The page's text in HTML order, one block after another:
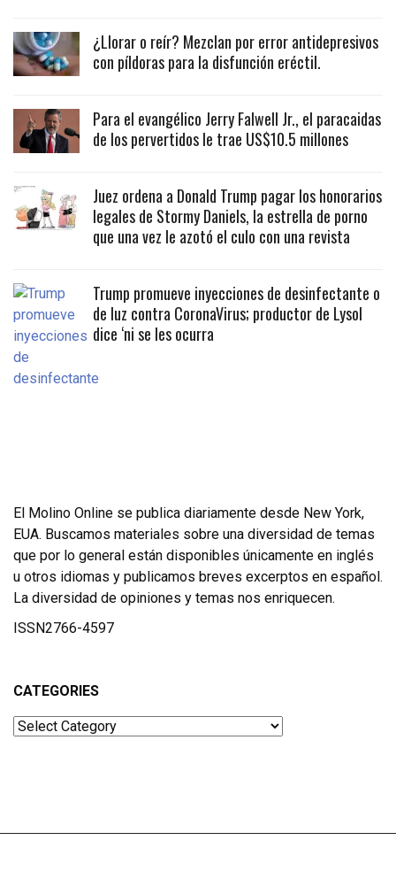
¿Llorar o reír? Mezclan por error antidepresivos
con píldoras para la disfunción eréctil.
Para el evangélico Jerry Falwell Jr., el paracaidas
de los pervertidos le trae US$10.5 millones
Juez ordena a Donald Trump pagar los honorarios
legales de Stormy Daniels, la estrella de porno
que una vez le azotó el culo con una revista
Trump promueve inyecciones de desinfectante o
de luz contra CoronaVirus; productor de Lysol
dice ‘ni se les ocurra
El Molino Online se publica diariamente desde New York,
EUA. Buscamos materiales sobre una diversidad de temas
que por lo general están disponibles únicamente en inglés
u otros idiomas y publicamos breves excerptos en español.
La diversidad de opiniones y temas nos enriquecen.
ISSN2766-4597
CATEGORIES
Categories